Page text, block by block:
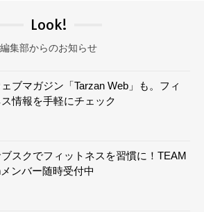
Look!
編集部からのお知らせ
ブマガジン「Tarzan Web」も。フィ
情報を手軽にチェック
スクでフィットネスを習慣に！TEAM
ンバー随時受付中